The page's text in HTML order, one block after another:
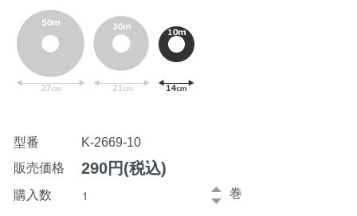
型番
K-2669-10
販売価格
290円(税込)
購入数 巻